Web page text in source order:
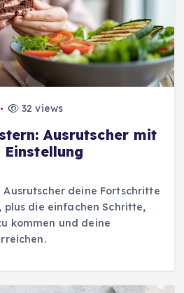
32 views
Ausrutscher mit
Ausrutscher deine Fortschritte
die einfachen Schritte,
kommen und deine